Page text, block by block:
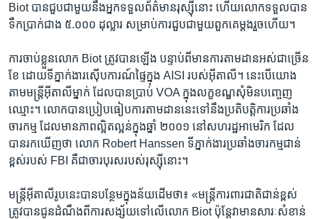
Biot បាន​ជួប​ជាមួយ​នឹង​អ្នក​ទទួល​ព័ត៌មាន​រុស្ស៊ីនោះ​ ហើយ​លោក​ទទួល​បាន​
ទឹកប្រាក់​ជាង ៥.០០០ ​ដុល្លារ សម្រាប់​ការ​ជួប​ជាមួយ​ពួកគេ​ម្តងរួចហើយ។
ការ​ចាប់​ខ្លួន​លោក Biot​ ត្រូវ​បានឡើង ​បន្ទាប់​ពី​មាន​ការ​តាមដាន​អស់​ជាច្រើន​
ខែ​ ដោយ​ទីភ្នាក់ងារ​ស៊ើប​ការណ៍​ផ្ទៃ​ក្នុង AISI របស់​អ៊ីតាលី។ នេះ​បើ​យោង​
តាម​មន្ត្រី​អ៊ីតាលី​ម្នាក់​ ដែលបាន​ប្រាប់ VOA ក្នុង​លក្ខខណ្ឌ​សុំ​មិន​បញ្ចេញ​
ឈ្មោះ​។ លោក​បាន​ប្រៀបធៀប​ការ​តាមដាន​នេះ​ទៅ​នឹង​ប្រតិបត្តិការ​ប្រឆាំង​
ចារកម្ម​ ដែល​មាន​ភាព​ល្អិតល្អន់​ក្នុង​ឆ្នាំ ២០០១​ នៅ​សហរដ្ឋអាមេរិក​ ដែល​
បាន​រកឃើញ​ថា លោក Robert Hanssen ទីភ្នាក់ងារ​ប្រឆាំង​ចារកម្ម​ជាន់​
ខ្ពស់របស់ FBI គឺ​ជា​ចារបុរស​របស់​រុស្ស៊ី​នោះ។
មន្ត្រី​អ៊ីតាលី​រូប​នេះបាន​បន្ថែមក្នុង​ន័យ​ដើម​ថា៖​ «មន្ត្រី​ការពារ​ជាតិ​ជាន់​ខ្ពស់​
ត្រូវ​បាន​ជូនដំណឹង​ពី​ការ​សង្ស័យ​ទៅលើ​លោក Biot ប៉ុន្តែ​វា​មាន​សារៈ​សំខាន់